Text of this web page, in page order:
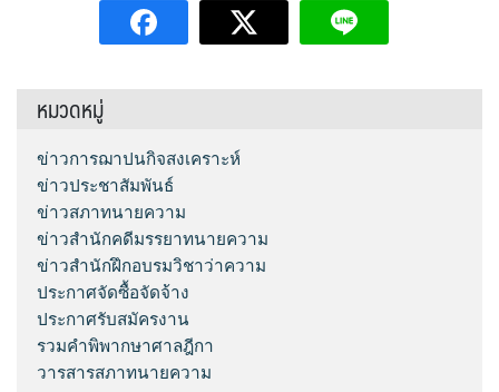
หมวดหมู่
ข่าวการฌาปนกิจสงเคราะห์
ข่าวประชาสัมพันธ์
ข่าวสภาทนายความ
ข่าวสำนักคดีมรรยาทนายความ
ข่าวสำนักฝึกอบรมวิชาว่าความ
ประกาศจัดซื้อจัดจ้าง
ประกาศรับสมัครงาน
รวมคำพิพากษาศาลฎีกา
วารสารสภาทนายความ